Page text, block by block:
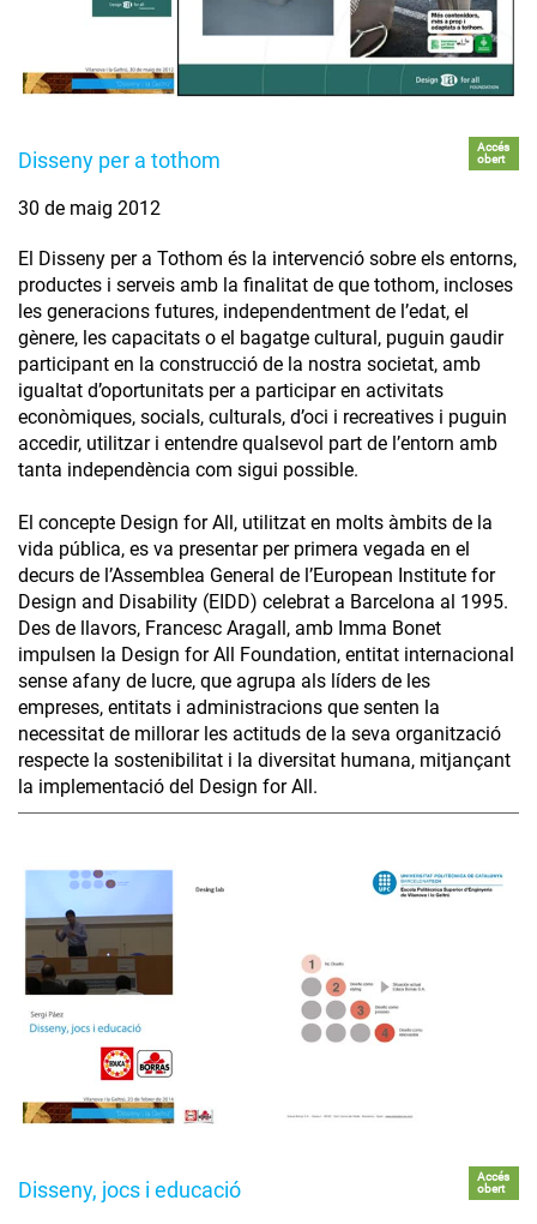
Disseny per a tothom
Accés
obert
30 de maig 2012
El Disseny per a Tothom és la intervenció sobre els entorns,
productes i serveis amb la finalitat de que tothom, incloses
les generacions futures, independentment de l’edat, el
gènere, les capacitats o el bagatge cultural, puguin gaudir
participant en la construcció de la nostra societat, amb
igualtat d’oportunitats per a participar en activitats
econòmiques, socials, culturals, d’oci i recreatives i puguin
accedir, utilitzar i entendre qualsevol part de l’entorn amb
tanta independència com sigui possible.
El concepte Design for All, utilitzat en molts àmbits de la
vida pública, es va presentar per primera vegada en el
decurs de l’Assemblea General de l’European Institute for
Design and Disability (EIDD) celebrat a Barcelona al 1995.
Des de llavors, Francesc Aragall, amb Imma Bonet
impulsen la Design for All Foundation, entitat internacional
sense afany de lucre, que agrupa als líders de les
empreses, entitats i administracions que senten la
necessitat de millorar les actituds de la seva organització
respecte la sostenibilitat i la diversitat humana, mitjançant
la implementació del Design for All.
Disseny, jocs i educació
Accés
obert